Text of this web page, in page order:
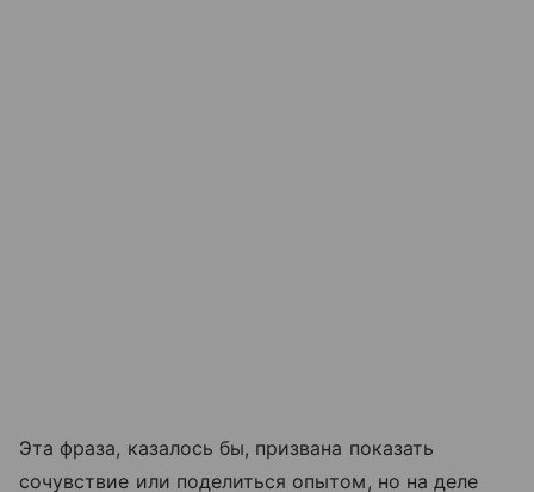
Эта фраза, казалось бы, призвана показать
сочувствие или поделиться опытом, но на деле